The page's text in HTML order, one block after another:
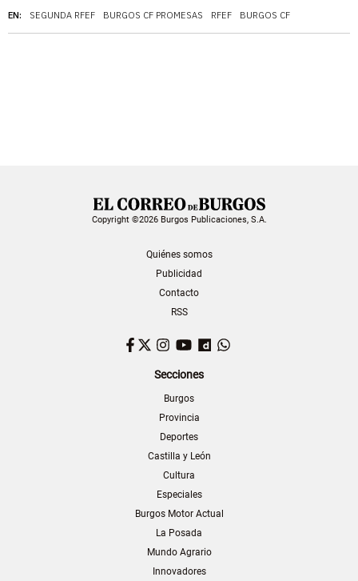
EN: SEGUNDA RFEF BURGOS CF PROMESAS RFEF BURGOS CF
Copyright ©2026 Burgos Publicaciones, S.A.
Quiénes somos
Publicidad
Contacto
RSS
Facebook
TwitterInstagram
YouTubeDailymotion
Secciones
Burgos
Provincia
Deportes
Castilla y León
Cultura
Especiales
Burgos Motor Actual
La Posada
Mundo Agrario
Innovadores